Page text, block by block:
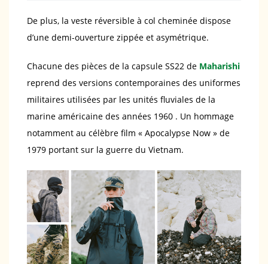
De plus, la veste réversible à col cheminée dispose
d’une demi-ouverture zippée et asymétrique.
Chacune des pièces de la capsule SS22 de Maharishi
reprend des versions contemporaines des uniformes
militaires utilisées par les unités fluviales de la
marine américaine des années 1960 . Un hommage
notamment au célèbre film « Apocalypse Now » de
1979 portant sur la guerre du Vietnam.